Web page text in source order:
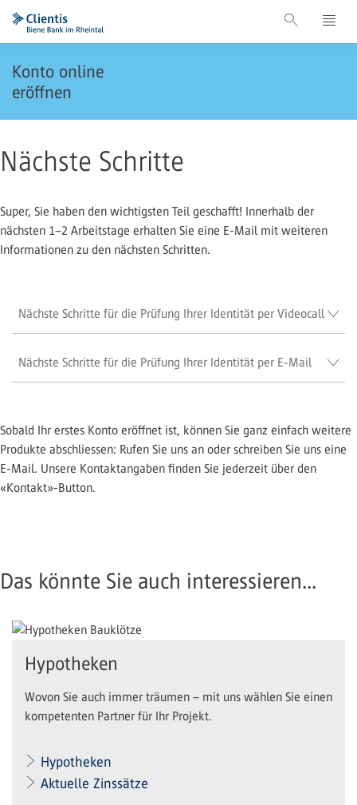
Konto online
eröffnen
Nächste Schritte
Super, Sie haben den wichtigsten Teil geschafft! Innerhalb der
nächsten 1–2 Arbeitstage erhalten Sie eine E-Mail mit weiteren
Informationen zu den nächsten Schritten.
Nächste Schritte für die Prüfung Ihrer Identität per Videocall
Nächste Schritte für die Prüfung Ihrer Identität per E-Mail
Sobald Ihr erstes Konto eröffnet ist, können Sie ganz einfach weitere
Produkte abschliessen: Rufen Sie uns an oder schreiben Sie uns eine
E-Mail. Unsere Kontaktangaben finden Sie jederzeit über den
«Kontakt»-Button.
Das könnte Sie auch interessieren...
Hypotheken
Wovon Sie auch immer träumen – mit uns wählen Sie einen
kompetenten Partner für Ihr Projekt.
Hypotheken
Aktuelle Zinssätze